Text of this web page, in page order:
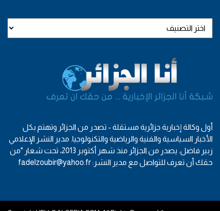
أول وكالة إخبارية جزائرية مستقلة - تصدر من الجزائر وتهتم بكل
الأخبار السياسية والفنية والرياضية والتكنولوجيا. مدير النشر الإعلامي
زبير فاضل. يصدر من الجزائر منذ شهر أكتوبر 2013، تحت شعار "من
حقك أن تعرف للتواصل مع مدير النشر: fadelzoubir@yahoo.fr